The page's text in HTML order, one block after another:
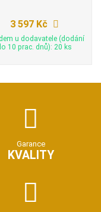
3 597 Kč
u dodavatele (dodání
10 prac. dnů): 20 ks
Garance
KVALITY